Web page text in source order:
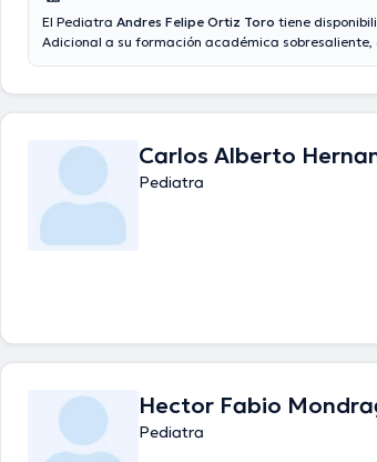
El Pediatra Andres Felipe Ortiz Toro tiene
Adicional a su formación académica sobresaliente,
diversos artículos. Español son los idiomas que
Carlos Alberto
Pediatra
Hector Fabio
Pediatra